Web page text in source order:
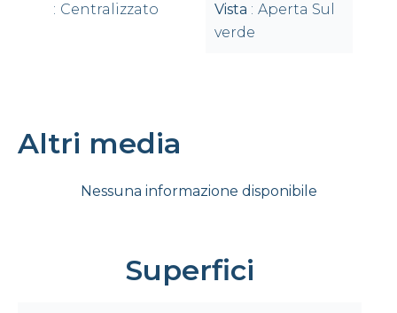
Centralizzato
Vista
Aperta Sul
verde
Altri media
Nessuna informazione disponibile
Superfici